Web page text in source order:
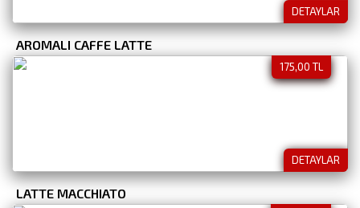
DETAYLAR
AROMALI CAFFE LATTE
175,00 TL
DETAYLAR
LATTE MACCHIATO